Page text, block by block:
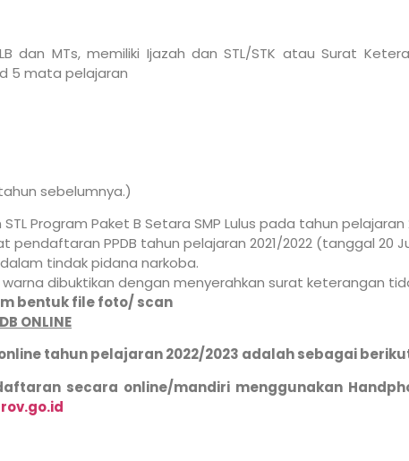
dan MTs, memiliki Ijazah dan STL/STK atau Surat
5 mata pelajaran
sebelumnya.)
Program Paket B Setara SMP Lulus pada tahun
pendaftaran PPDB tahun pelajaran 2021/2022 (tanggal 20
tindak pidana narkoba.
dibuktikan dengan menyerahkan surat keterangan
bentuk file foto/ scan
ONLINE
tahun pelajaran 2022/2023 adalah sebagai
secara online/mandiri menggunakan